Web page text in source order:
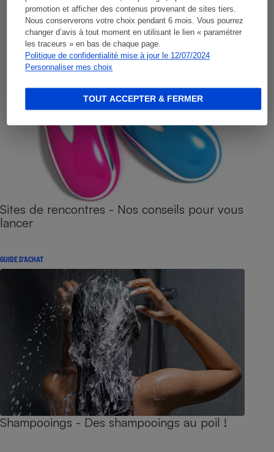
promotion et afficher des contenus provenant de sites tiers.
Nous conserverons votre choix pendant 6 mois. Vous pourrez
changer d’avis à tout moment en utilisant le lien « paramétrer
les traceurs » en bas de chaque page.
Politique de confidentialité mise à jour le 12/07/2024
Personnaliser mes choix
TOUT ACCEPTER & FERMER
Sites de rencontres - Nos conseils pour vous
lancer
GUIDE D'ACHAT
Shampooings - Des shampooings au poil !